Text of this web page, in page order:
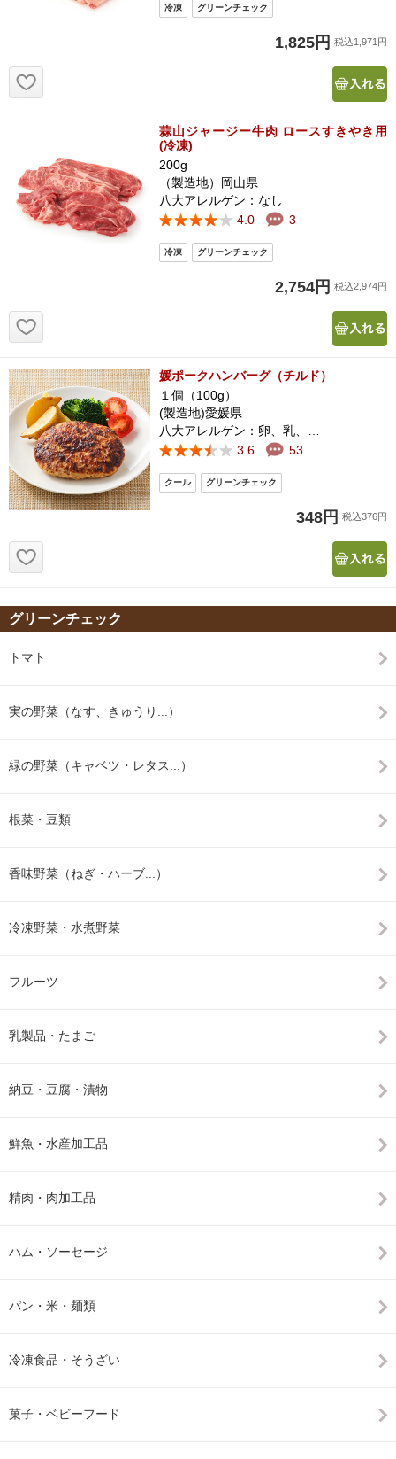
1,825円 税込1,971円
蒜山ジャージー牛肉 ロースすきやき用
(冷凍)
200g
（製造地）岡山県
八大アレルゲン：なし
4.0
3
2,754円 税込2,974円
媛ポークハンバーグ（チルド）
１個（100g）
(製造地)愛媛県
八大アレルゲン：卵、乳、…
3.6
53
348円 税込376円
グリーンチェック
トマト
実の野菜（なす、きゅうり...）
緑の野菜（キャベツ・レタス...）
根菜・豆類
香味野菜（ねぎ・ハーブ...）
冷凍野菜・水煮野菜
フルーツ
乳製品・たまご
納豆・豆腐・漬物
鮮魚・水産加工品
精肉・肉加工品
ハム・ソーセージ
パン・米・麺類
冷凍食品・そうざい
菓子・ベビーフード